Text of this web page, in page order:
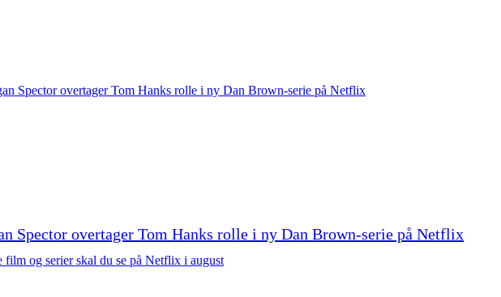
Spector overtager Tom Hanks rolle i ny Dan Brown-serie på Netflix